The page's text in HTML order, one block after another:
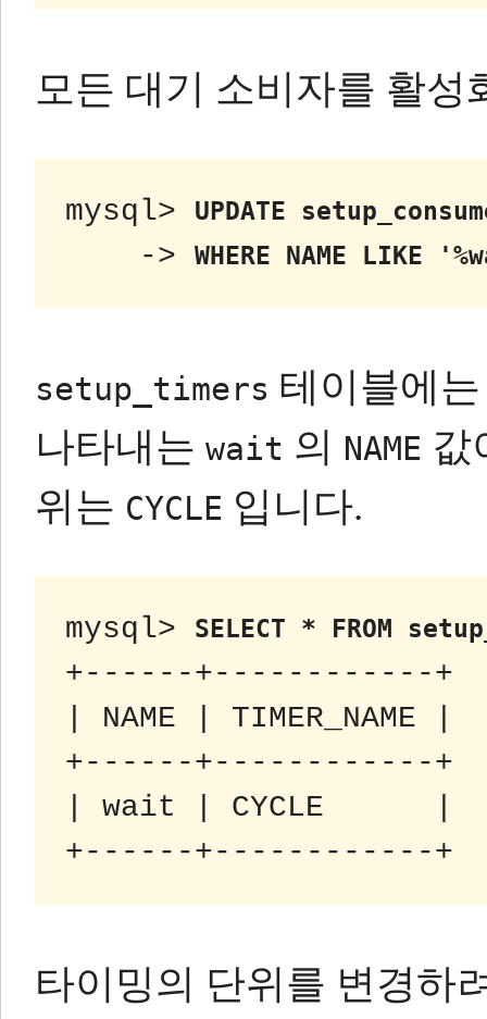
모든 대기 소비자를 활
mysql> UPDATE
    ->
WHERE NAME LIKE
setup_timers 테이블에
나타내는 wait 의 NAME 값
위는 CYCLE 입니다.
mysql> SELECT * FROM
+------+------------+
| NAME | TIMER_NAME |
+------+------------+
| wait | CYCLE      |
타이밍의 단위를 변경하